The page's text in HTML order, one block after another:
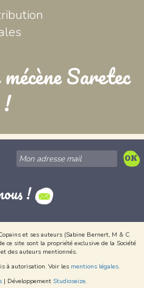
Saretec
!
!
et ses auteurs (Sabine Bernert, M & C
ce site sont la propriété exclusive de la Société
des auteurs mentionnés.
à autorisation. Voir les mentions légales.
| Développement Studioseize.